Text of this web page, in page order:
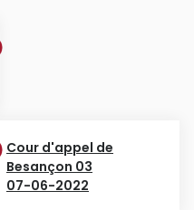
Cour d'appel de
Besançon 03
07-06-2022